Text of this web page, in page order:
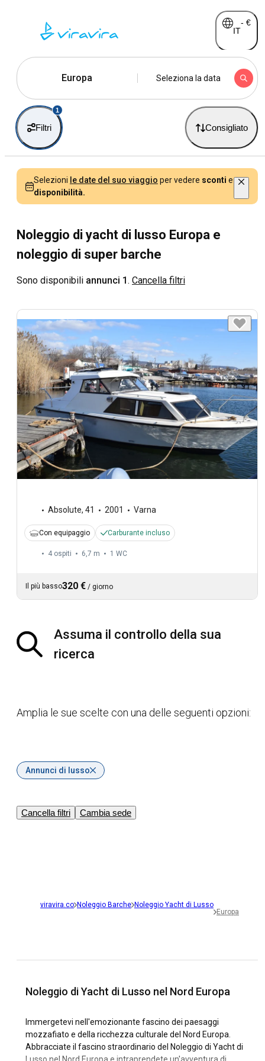
IT
- €
Europa Seleziona la data
Filtri
1
Consigliato
Selezioni le date del suo viaggio per vedere sconti e
disponibilità.
Noleggio di yacht di lusso Europa e
noleggio di super barche
Sono disponibili annunci 1 . Cancella filtri
Absolute, 41 2001 Varna
Con equipaggio Carburante incluso
4 ospiti 6,7 m 1 WC
Il più basso320 € / giorno
Assuma il controllo della sua
ricerca
Amplia le sue scelte con una delle seguenti opzioni:
Annunci di lusso
Cancella filtri Cambia sede
viravira.co Noleggio Barche Noleggio Yacht di Lusso
Europa
Noleggio di Yacht di Lusso nel Nord Europa
Immergetevi nell'emozionante fascino dei paesaggi
mozzafiato e della ricchezza culturale del Nord Europa.
Abbracciate il fascino straordinario del Noleggio di Yacht di